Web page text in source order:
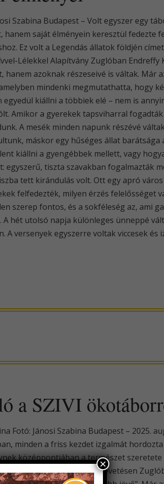
Szabina Budapest – Volt egyszer egy
saját élményein keresztül fedezte
Ez volt a Legendás állatok földjén címet
Lélekkel Alapítvány Zuglóban Endreffy
azoknak részeseivé is váltak. Már
mindenki megmutathatta, hogy
kiállni a többiek elé – nem is
Amikor a gyerekek tapsviharral
A mesék minden napunk részévé
máskor egy hűséges állat barátsága
kiállni a gyengébbek mellett, vagy
tiszta szavakban fogalmazták
tett kirándulás volt. Ott egy apró
felfedezték, milyen érzés felelősséget
szerep fontos, és a sokféleség az, ami
hét utolsó napja különleges ünneppé
versenyek egyszerre voltak viccesek és
a SZIVI
Fotó: Jánosi Szabina Budapest – 2025.
minden a friss kezdet izgalmát
középpontjában a természet
mely az ÖKOmmandó – Bevetésen
×